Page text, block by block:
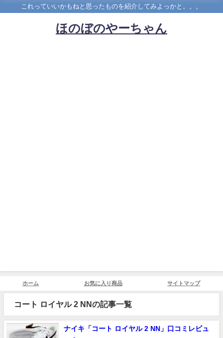
これっていいかもねと思ったものを紹介してみよっかと。。。
ほのぼのやーちゃん
ホーム お気に入り商品 サイトマップ
コート ロイヤル 2 NNの記事一覧
ナイキ「コート ロイヤル 2 NN」口コミレビュ